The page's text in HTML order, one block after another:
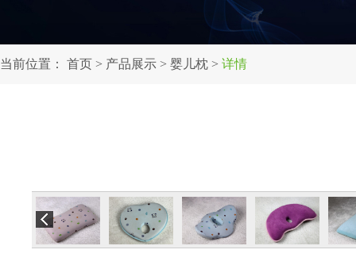
当前位置： 首页 > 产品展示 > 婴儿枕 > 详情